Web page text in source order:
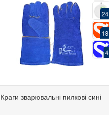
24
18
4
Краги зварювальні пилкові сині